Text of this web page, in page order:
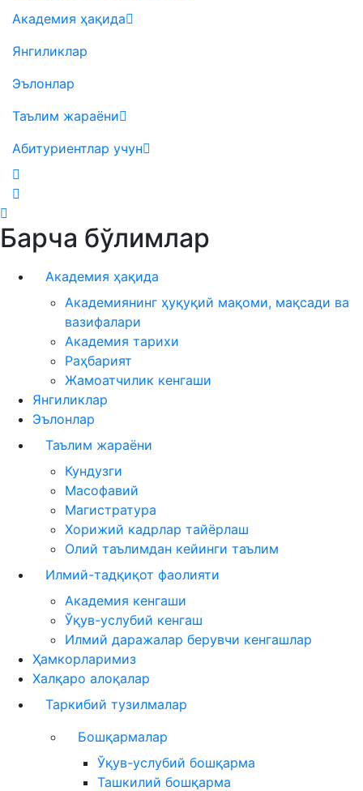
Академия ҳақида
Янгиликлар
Эълонлар
Таълим жараёни
Абитуриентлар учун
Барча бўлимлар
Академия ҳақида
Академиянинг ҳуқуқий мақоми, мақсади ва
вазифалари
Академия тарихи
Раҳбарият
Жамоатчилик кенгаши
Янгиликлар
Эълонлар
Таълим жараёни
Кундузги
Масофавий
Магистратура
Хорижий кадрлар тайёрлаш
Олий таълимдан кейинги таълим
Илмий-тадқиқот фаолияти
Академия кенгаши
Ўқув-услубий кенгаш
Илмий даражалар берувчи кенгашлар
Ҳамкорларимиз
Халқаро алоқалар
Таркибий тузилмалар
Бошқармалар
Ўқув-услубий бошқарма
Ташкилий бошқарма